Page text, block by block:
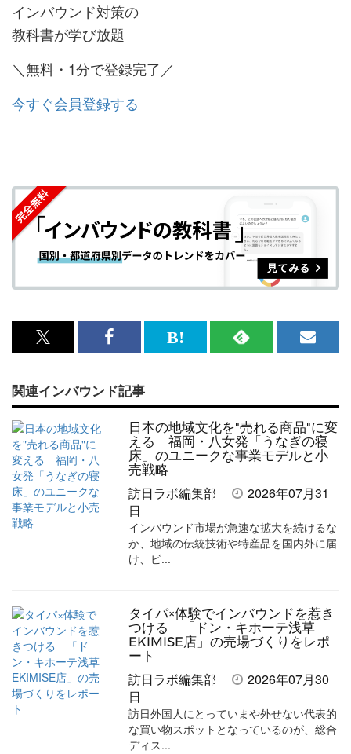
インバウンド対策の
教科書が学び放題
＼無料・1分で登録完了／
今すぐ会員登録する
x<br>
記
事
を
シ
ェ
ア
Facebook<br>
記
は
ブ
ッ
マ
ー
ク
加
RSS
事
を
購
読
す
る
メ
ガ
登
録
す
る
関連インバウンド記事
日本の地域文化を"売れる商品"に変
える 福岡・八女発「うなぎの寝
床」のユニークな事業モデルと小
売戦略
訪日ラボ編集部
2026年07月31
日
インバウンド市場が急速な拡大を続けるな
か、地域の伝統技術や特産品を国内外に届
け、ビ...
タイパ×体験でインバウンドを惹き
つける 「ドン・キホーテ浅草
EKIMISE店」の売場づくりをレポ
ート
訪日ラボ編集部
2026年07月30
日
訪日外国人にとっていまや外せない代表的
な買い物スポットとなっているのが、総合
ディス...